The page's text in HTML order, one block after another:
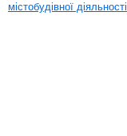
містобудівної діяльності